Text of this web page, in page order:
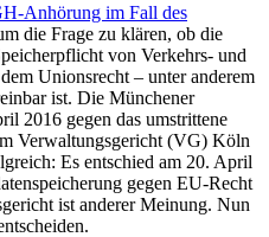
Anhörung im Fall des
die Frage zu klären, ob die
von Verkehrs- und
Unionsrecht – unter anderem
ist. Die Münchener
2016 gegen das umstrittene
Verwaltungsgericht (VG) Köln
Es entschied am 20. April
gegen EU-Recht
ist anderer Meinung. Nun